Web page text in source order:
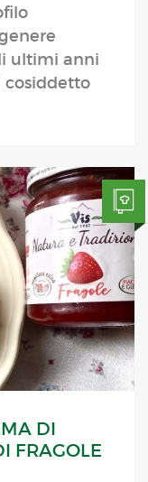
ultimi anni
cosiddetto
DI
FRAGOLE